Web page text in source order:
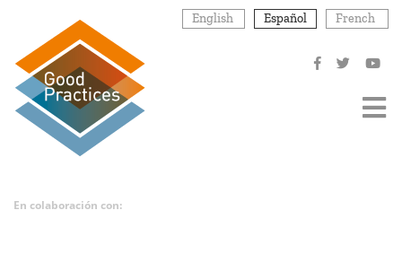
contenido
principal
English Español French
En colaboración con: